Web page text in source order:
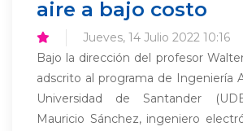
aire a bajo costo
Jueves, 14 Julio 2022 10:16
Bajo la dirección del profesor
adscrito al programa de Ingeniería
Universidad de Santander
Mauricio Sánchez, ingeniero